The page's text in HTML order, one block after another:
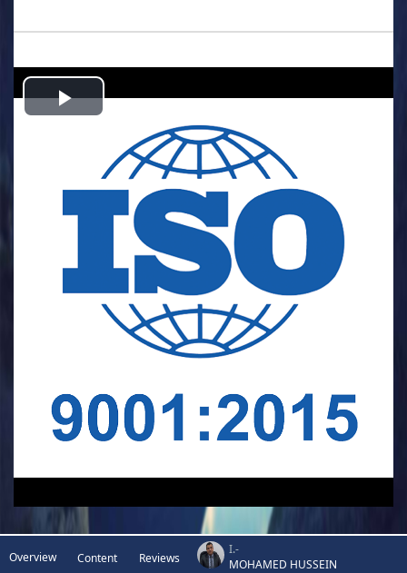
Play
Video
Overview Content Reviews
I.-
MOHAMED HUSSEIN